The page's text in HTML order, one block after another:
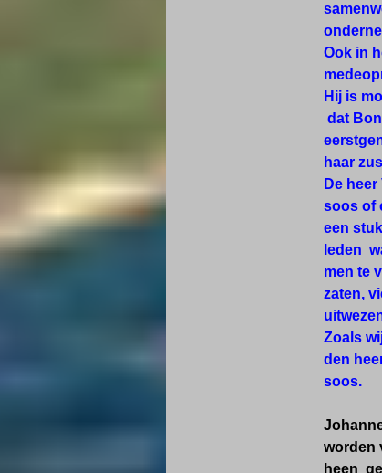
Ook in
Hij is
dat
haar
De
soos of
een
leden
men te
zaten,
Zoals
den
soos.
worden
heen